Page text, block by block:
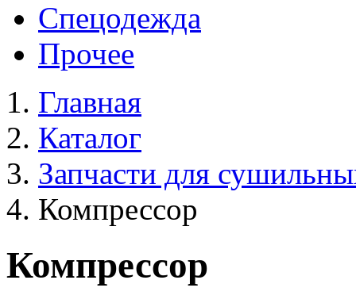
Спецодежда
Прочее
Главная
Каталог
Запчасти для
Компрессор
Компрессор